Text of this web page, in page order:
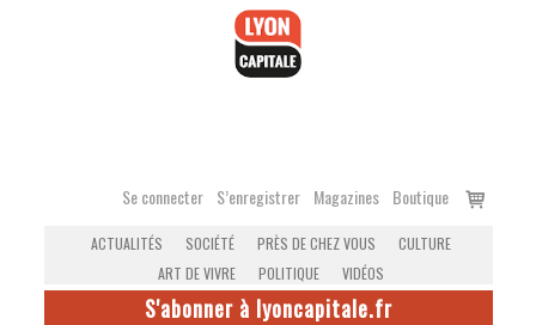
Se connecter S’enregistrer Magazines Boutique
Voir
ACTUALITÉS SOCIÉTÉ PRÈS DE CHEZ VOUS
CULTURE
ART DE VIVRE
POLITIQUE VIDÉOS
S'abonner à lyoncapitale.fr